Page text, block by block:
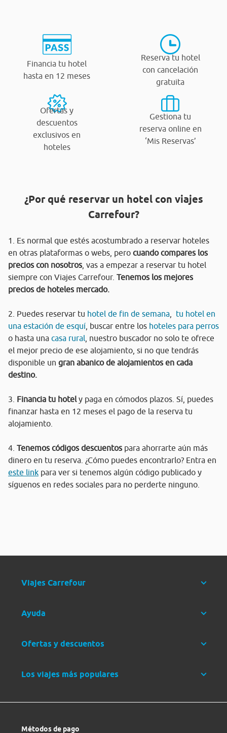
Financia tu hotel
hasta en 12 meses
Reserva tu hotel
con cancelación
gratuita
Ofertas y
descuentos
exclusivos en
hoteles
Gestiona tu
reserva online en
‘Mis Reservas’
¿Por qué reservar un hotel con viajes
Carrefour?
1. Es normal que estés acostumbrado a reservar hoteles
en otras plataformas o webs, pero cuando compares los
precios con nosotros, vas a empezar a reservar tu hotel
siempre con Viajes Carrefour. Tenemos los mejores
precios de hoteles mercado.
2. Puedes reservar tu hotel de fin de semana
tu hotel en
una estación de esquí , buscar entre los hoteles para perros
o hasta una casa rural , nuestro buscador no solo te ofrece
el mejor precio de ese alojamiento, si no que tendrás
disponible un gran abanico de alojamientos en cada
destino.
3. Financia tu hotely paga en cómodos plazos. Sí, puedes
finanzar hasta en 12 meses el pago de la reserva tu
alojamiento.
4. Tenemos códigos descuentos para ahorrarte aún más
dinero en tu reserva. ¿Cómo puedes encontrarlo? Entra en
este link para ver si tenemos algún código publicado y
síguenos en redes sociales para no perderte ninguno.
Viajes Carrefour
Ayuda
Ofertas y descuentos
Los viajes más populares
Métodos de pago